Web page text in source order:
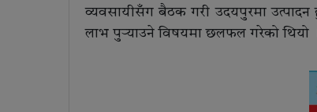
व्यवसायीसँग बैठक गरी उदयपुरमा उत्पादन
लाभ पुर्‍याउने विषयमा छलफल गरेको थियो